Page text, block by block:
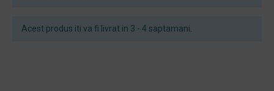
Acest produs iti va fi livrat in 3 - 4 saptamani.